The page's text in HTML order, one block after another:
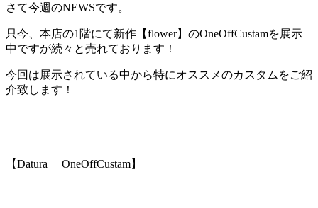
さて今週のNEWSです。
只今、本店の1階にて新作【flower】のOneOffCustamを展示
中ですが続々と売れております！
今回は展示されている中から特にオススメのカスタムをご紹
介致します！
【Datura OneOffCustam】